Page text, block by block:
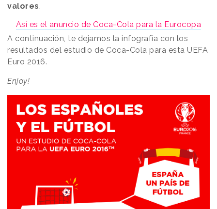
valores.
Así es el anuncio de Coca-Cola para la Eurocopa
A continuación, te dejamos la infografía con los
resultados del estudio de Coca-Cola para esta UEFA
Euro 2016.
Enjoy!